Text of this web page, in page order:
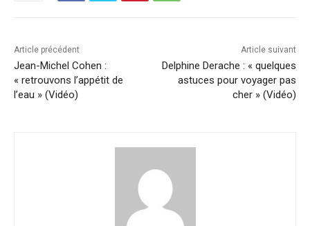
Article précédent
Jean-Michel Cohen :
« retrouvons l’appétit de
l’eau » (Vidéo)
Article suivant
Delphine Derache : « quelques
astuces pour voyager pas
cher » (Vidéo)